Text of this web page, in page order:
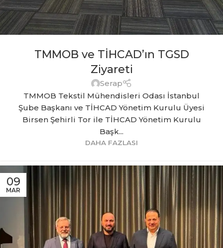
TMMOB ve TİHCAD’ın TGSD
Ziyareti
Serap
TMMOB Tekstil Mühendisleri Odası İstanbul
Şube Başkanı ve TİHCAD Yönetim Kurulu Üyesi
Birsen Şehirli Tor ile TİHCAD Yönetim Kurulu
Başk...
DAHA FAZLASI
09
MAR